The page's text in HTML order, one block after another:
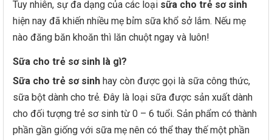
Tuy nhiên, sự đa dạng của các loại sữa cho trẻ sơ sinh
hiện nay đã khiến nhiều mẹ bỉm sữa khổ sở lắm. Nếu mẹ
nào đăng băn khoăn thì lăn chuột ngay và luôn!
Sữa cho trẻ sơ sinh là gì?
Sữa cho trẻ sơ sinh hay còn được gọi là sữa công thức,
sữa bột dành cho trẻ. Đây là loại sữa được sản xuất dành
cho đối tượng trẻ sơ sinh từ 0 – 6 tuổi. Sản phẩm có thành
phần gần giống với sữa mẹ nên có thể thay thế một phần